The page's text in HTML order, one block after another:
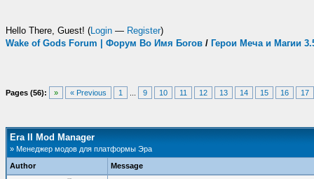
Hello There, Guest! (Login — Register)
Wake of Gods Forum | Форум Во Имя Богов / Герои Меча и Магии
Pages (56): » « Previous 1 9 10 11 12 13 14 15 16 17
Era II Mod Manager
» Менеджер модов для платформы Эра
Author
Message